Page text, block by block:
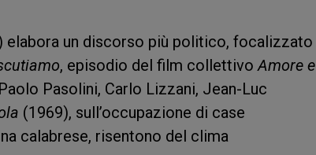
elabora un discorso più politico, focalizzato
, episodio del film collettivo Amore e
Pasolini, Carlo Lizzani, Jean-Luc
(1969), sull’occupazione di case
calabrese, risentono del clima